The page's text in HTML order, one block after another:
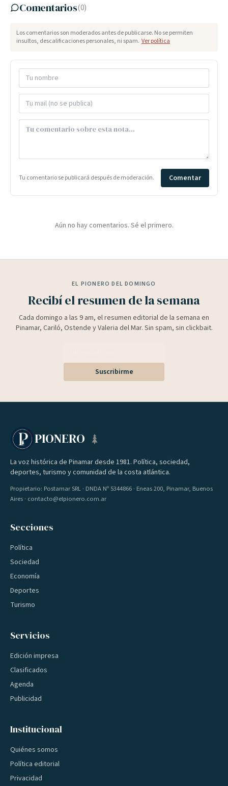
Comentarios(0)
Los comentarios son moderados antes de publicarse. No se permiten
insultos, descalificaciones personales, ni spam. Ver política
Tu comentario se publicará después de moderación. Comentar
Aún no hay comentarios. Sé el primero.
EL PIONERO DEL DOMINGO
Recibí el resumen de la semana
Cada domingo a las 9 am, el resumen editorial de la semana en
Pinamar, Cariló, Ostende y Valeria del Mar. Sin spam, sin clickbait.
Suscribirme
PIONERO
La voz histórica de Pinamar desde 1981. Política, sociedad,
deportes, turismo y comunidad de la costa atlántica.
Propietario: Postamar SRL · DNDA Nº 5344866 · Eneas 200, Pinamar, Buenos
Aires · contacto@elpionero.com.ar
Secciones
Política
Sociedad
Economía
Deportes
Turismo
Servicios
Edición impresa
Clasificados
Agenda
Publicidad
Institucional
Quiénes somos
Política editorial
Privacidad